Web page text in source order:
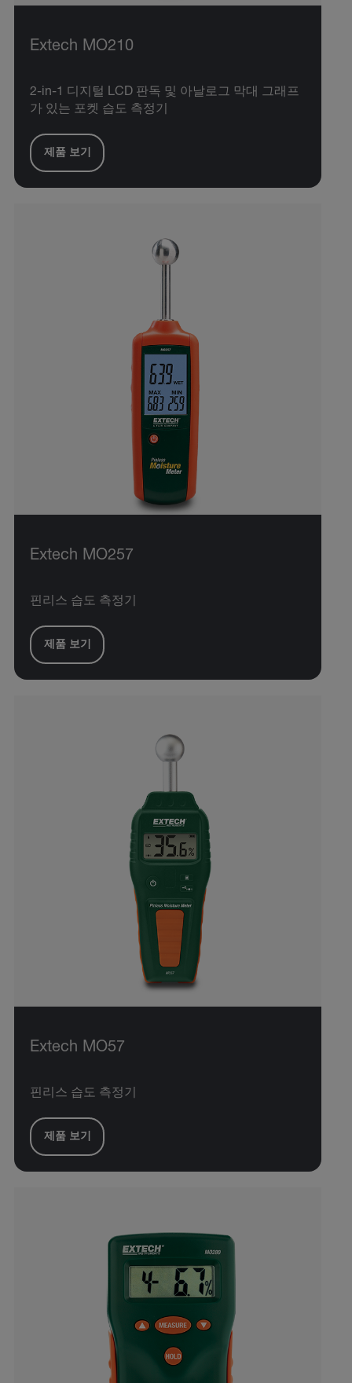
Extech MO210
2-in-1 디지털 LCD 판독 및 아날로그 막대 그래프
가 있는 포켓 습도 측정기
제품 보기
Extech MO257
핀리스 습도 측정기
제품 보기
Extech MO57
핀리스 습도 측정기
제품 보기